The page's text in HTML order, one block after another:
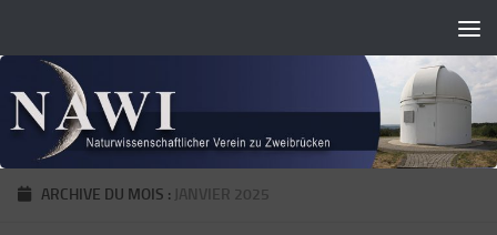
ARCHIVE DU MOIS : JANVIER 2025